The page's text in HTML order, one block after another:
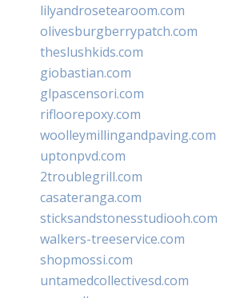
lilyandrosetearoom.com
olivesburgberrypatch.com
theslushkids.com
giobastian.com
glpascensori.com
rifloorepoxy.com
woolleymillingandpaving.com
uptonpvd.com
2troublegrill.com
casateranga.com
sticksandstonesstudiooh.com
walkers-treeservice.com
shopmossi.com
untamedcollectivesd.com